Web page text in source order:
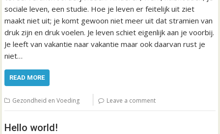
sociale leven, een studie. Hoe je leven er feitelijk uit ziet
maakt niet uit; je komt gewoon niet meer uit dat stramien van
druk zijn en druk voelen. Je leven schiet eigenlijk aan je voorbij.
Je leeft van vakantie naar vakantie maar ook daarvan rust je
niet…
READ MORE
Gezondheid en Voeding Leave a comment
Hello world!